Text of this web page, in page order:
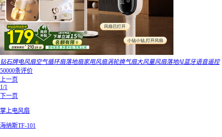
钻石牌电风扇空气循环扇落地扇家用风扇涡轮换气扇大风量风扇落地AI蓝牙语音遥控
50000条评价
上一页
1/1
下一页
掌上电风扇
海纳斯TF-101